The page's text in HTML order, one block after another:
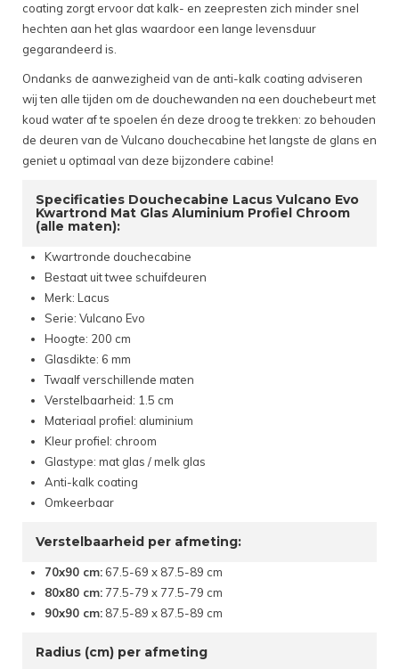
coating zorgt ervoor dat kalk- en zeepresten zich minder snel
hechten aan het glas waardoor een lange levensduur
gegarandeerd is.
Ondanks de aanwezigheid van de anti-kalk coating adviseren
wij ten alle tijden om de douchewanden na een douchebeurt met
koud water af te spoelen én deze droog te trekken: zo behouden
de deuren van de Vulcano douchecabine het langste de glans en
geniet u optimaal van deze bijzondere cabine!
Specificaties Douchecabine Lacus Vulcano Evo
Kwartrond Mat Glas Aluminium Profiel Chroom
(alle maten):
Kwartronde douchecabine
Bestaat uit twee schuifdeuren
Merk: Lacus
Serie: Vulcano Evo
Hoogte: 200 cm
Glasdikte: 6 mm
Twaalf verschillende maten
Verstelbaarheid: 1.5 cm
Materiaal profiel: aluminium
Kleur profiel: chroom
Glastype: mat glas / melk glas
Anti-kalk coating
Omkeerbaar
Verstelbaarheid per afmeting:
70x90 cm: 67.5-69 x 87.5-89 cm
80x80 cm: 77.5-79 x 77.5-79 cm
90x90 cm: 87.5-89 x 87.5-89 cm
Radius (cm) per afmeting